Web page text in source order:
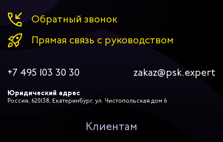
Обратный звонок
Прямая связь с руководством
+7 495 103 30 30 zakaz@psk.expert
Юридический адрес
Россия, 620138, Екатеринбург, ул. Чистопольская дом 6
Клиентам